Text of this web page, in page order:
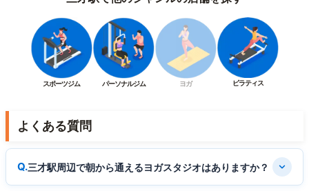
スポーツジム パーソナルジム ヨガ ピラティス
よくある質問
三才駅周辺で朝から通えるヨガスタジオはありますか？